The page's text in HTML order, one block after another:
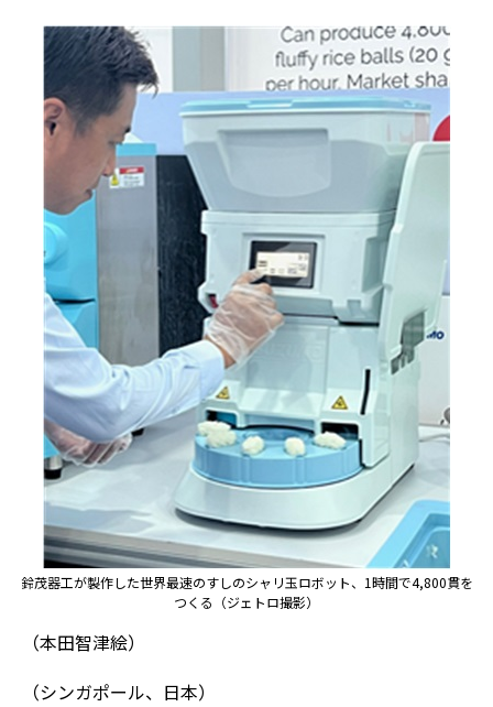
鈴茂器工が製作した世界最速のすしのシャリ玉ロボット、1時間で4,800貫を
つくる（ジェトロ撮影）
（本田智津絵）
（シンガポール、日本）